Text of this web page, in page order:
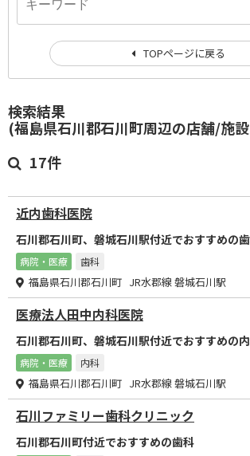
検索結果
(福島県石川郡石川町周辺の店舗/施設
17件
近内歯科医院
石川郡石川町、磐城石川駅付近でおすすめの
病院・医療 歯科
福島県石川郡石川町 JR水郡線 磐城石川駅
医療法人田中内科医院
石川郡石川町、磐城石川駅付近でおすすめの
病院・医療 内科
福島県石川郡石川町 JR水郡線 磐城石川駅
石川ファミリー歯科クリニック
石川郡石川町付近でおすすめの歯科
TOPページに戻る